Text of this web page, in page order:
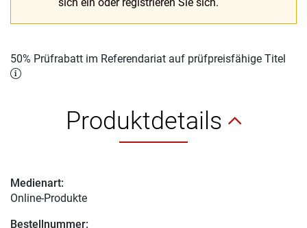
50% Prüfrabatt im Referendariat auf prüfpreisfähige Titel
Produktdetails
Medienart:
Online-Produkte
Bestellnummer: